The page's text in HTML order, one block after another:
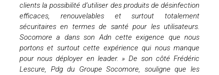
clients la possibilité d’utiliser des produits de désinfection
efficaces, renouvelables et surtout totalement
sécuritaires en termes de santé pour les utilisateurs.
Socomore a dans son Adn cette exigence que nous
portons et surtout cette expérience qui nous manque
pour nous déployer en leader. » De son côté Frédéric
Lescure, Pdg du Groupe Socomore, souligne que les